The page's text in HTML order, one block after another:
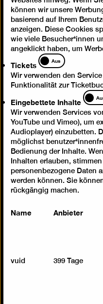
können wir unsere
basierend auf Ihrem
anzeigen. Diese Cookies
wie viele Besucher*innen
angeklickt haben, um
Tickets
Tickets
Aus
Wir verwenden den
Funktionalität zur
Eingebettete Inhalte
Wir verwenden Services
YouTube und Vimeo), um
Audioplayer) einzubetten.
möglichst
Bedienung der Inhalte.
Inhalten erlauben,
personenbezogene Daten
werden können. Sie
rückgängig machen.
Name Anbieter
vuid 399 Tage